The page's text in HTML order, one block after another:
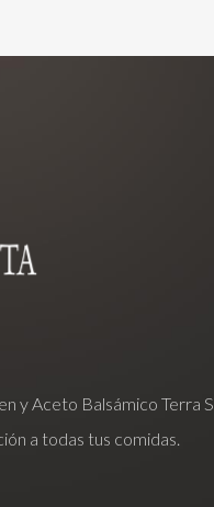
y Aceto Balsámico Terra
a todas tus comidas.